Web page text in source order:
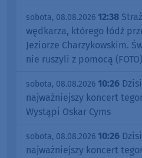
sobota, 08.08.2026 12:38
wędkarza, którego łódź
Jeziorze Charzykowskim.
nie ruszyli z pomocą (FOTO)
sobota, 08.08.2026 10:26
najważniejszy koncert
Wystąpi Oskar Cyms
sobota, 08.08.2026 10:26
najważniejszy koncert